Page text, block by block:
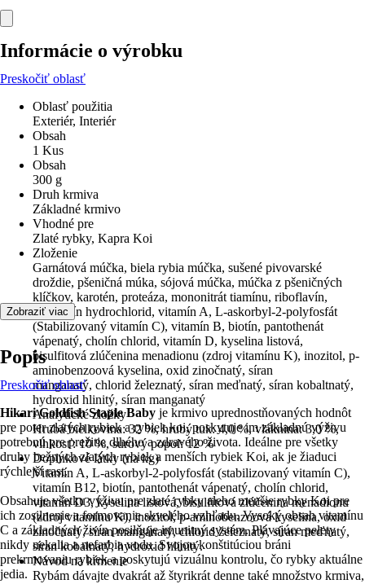
Informácie o výrobku
Preskočiť oblasť
Oblasť použitia
Exteriér, Interiér
Obsah
1 Kus
Obsah
300 g
Druh krmiva
Základné krmivo
Vhodné pre
Zlaté rybky, Kapra Koi
Zloženie
Garnátová múčka, biela rybia múčka, sušené pivovarské
droždie, pšeničná múka, sójová múčka, múčka z pšeničných
klíčkov, karotén, proteáza, mononitrát tiamínu, riboflavín,
pyridoxín hydrochlorid, vitamín A, L-askorbyl-2-polyfosfát
(Stabilizovaný vitamín C), vitamín B, biotín, pantothenát
vápenatý, cholín chlorid, vitamín D, kyselina listová,
bisulfitová zlúčenina menadionu (zdroj vitamínu K), inozitol, p-
aminobenzoová kyselina, oxid zinočnatý, síran
manganatý, chlorid železnatý, síran meďnatý, síran kobaltnatý,
hydroxid hlinitý, síran manganatý
Analytické zložky
Hrubá bielkovina: 32 %, hrubý tuk: 4,0 %, vláknina: 3,0 %,
vlhkosť: 10 %, surový popol: 12 %
Doplnkové látky (na kg)
Vitamín A, L-askorbyl-2-polyfosfát (stabilizovaný vitamín C),
vitamín B12, biotín, pantothenát vápenatý, cholín chlorid,
vitamín D3, kyselina listová, bisulfitová zlúčenina menadionu
(zdroj vitamínu K), inozitol, p-aminobenzoová kyselina, oxid
zinočnatý, síran mangánatý, chlorid železnatý, síran meďnatý,
síran kobalnatý, hydroxid hlinitý.
Návod na kŕmenie
Rybám dávajte dvakrát až štyrikrát denne také množstvo krmiva,
Zobraziť viac
Popis
Preskočiť oblasť
Hikari Goldfish Staple Baby je krmivo uprednostňovaných hodnôt
pre poter zlatých rybiek a rybiek koi, poskytuje im základnú výživu
potrebnú pre prežitie dlhého a zdravého života. Ideálne pre všetky
druhy bežných zlatých rybiek a menších rybiek Koi, ak je žiaduci
rýchlejší rast.
Obsahuje všetku výživu pre zlaté rybky alebo menšie rybky Koi pre
ich zosilnenie a formovanie skvelého vzhľadu. Vysoký obsah vitamínu
C a základných živín posilňuje imunitný systém. Plávajúce pelety
nikdy nekalia a nefarbia vodu. Svojou konštitúciou bráni
prekrmovaniu rybiek a poskytujú vizuálnu kontrolu, čo rybky aktuálne
jedia.